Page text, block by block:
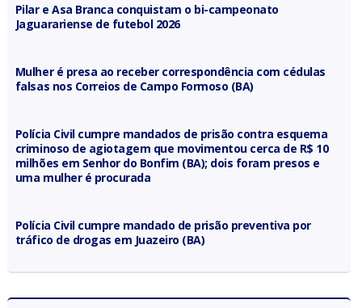
Pilar e Asa Branca conquistam o bi-campeonato
Jaguarariense de futebol 2026
Mulher é presa ao receber correspondência com cédulas
falsas nos Correios de Campo Formoso (BA)
Polícia Civil cumpre mandados de prisão contra esquema
criminoso de agiotagem que movimentou cerca de R$ 10
milhões em Senhor do Bonfim (BA); dois foram presos e
uma mulher é procurada
Polícia Civil cumpre mandado de prisão preventiva por
tráfico de drogas em Juazeiro (BA)